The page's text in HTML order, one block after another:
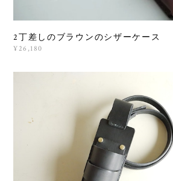
2丁差しのブラウンのシザーケース
¥26,180